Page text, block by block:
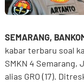
SEMARANG,
kabar terbaru soal
SMKN 4 Semarang,
alias GRO (17).